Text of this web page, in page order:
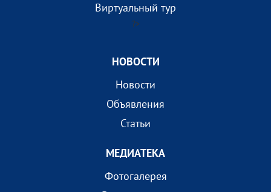
Виртуальный тур
?>
НОВОСТИ
Новости
Объявления
Статьи
МEДИАТEКА
Фотогалерея